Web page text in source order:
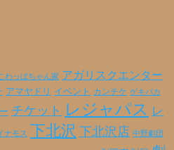
わっぱちゃん家 アガリスクエンター
アマヤドリ イベント カンチケ ゲキバカ
チケット レジャパス レ
ナモス 下北沢 下北沢店 中野劇団